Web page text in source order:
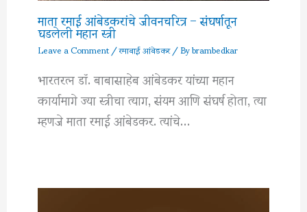
माता रमाई आंबेडकरांचे जीवनचरित्र – संघर्षातून
घडलेली महान स्त्री
Leave a Comment/रमाबाई आंबेडकर/ Bybrambedkar
भारतरत्न डॉ. बाबासाहेब आंबेडकर यांच्या महान
कार्यामागे ज्या स्त्रीचा त्याग, संयम आणि संघर्ष होता, त्या
म्हणजे माता रमाई आंबेडकर. त्यांचे…